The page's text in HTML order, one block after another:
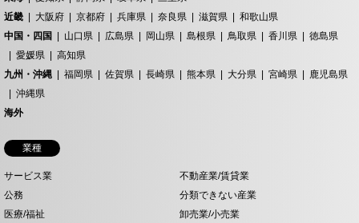
近畿
大阪府 京都府 兵庫県 奈良県 滋賀県
和歌山県
中国・四国
山口県 広島県 岡山県 島根県 鳥取県 香川県
徳島県
愛媛県
高知県
九州・沖縄
福岡県 佐賀県 長崎県 熊本県 大分県 宮崎県
鹿児島県
沖縄県
海外
業種
サービス業
不動産業/賃貸業
公務
分類できない産業
医療/福祉
卸売業/小売業